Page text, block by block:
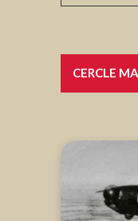
CERCLE